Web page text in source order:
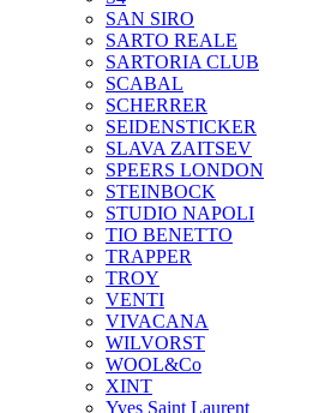
SAN SIRO
SARTO REALE
SARTORIA CLUB
SCABAL
SCHERRER
SEIDENSTICKER
SLAVA ZAITSEV
SPEERS LONDON
STEINBOCK
STUDIO NAPOLI
TIO BENETTO
TRAPPER
TROY
VENTI
VIVACANA
WILVORST
WOOL&Co
XINT
Yves Saint Laurent